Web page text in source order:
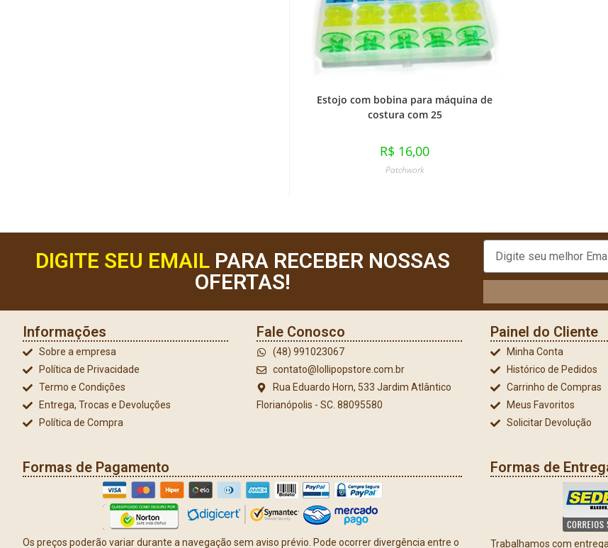
Estojo com bobina para máquina de
costura com 25
R$ 16,00
Patchwork
DIGITE SEU EMAILPARA RECEBER NOSSAS
OFERTAS!
Informações
Sobre a empresa
Política de Privacidade
Termo e Condições
Entrega, Trocas e Devoluções
Política de Compra
Fale Conosco
(48) 991023067
contato@lollipopstore.com.br
Rua Eduardo Horn, 533 Jardim Atlântico
Florianópolis - SC. 88095580
Painel do Cliente
Minha Conta
Histórico de Pedidos
Carrinho de Compras
Meus Favoritos
Solicitar Devolução
Formas de Pagamento
Os preços poderão variar durante a navegação sem aviso prévio. Pode ocorrer divergência entre o
Formas de
Trabalhamos com